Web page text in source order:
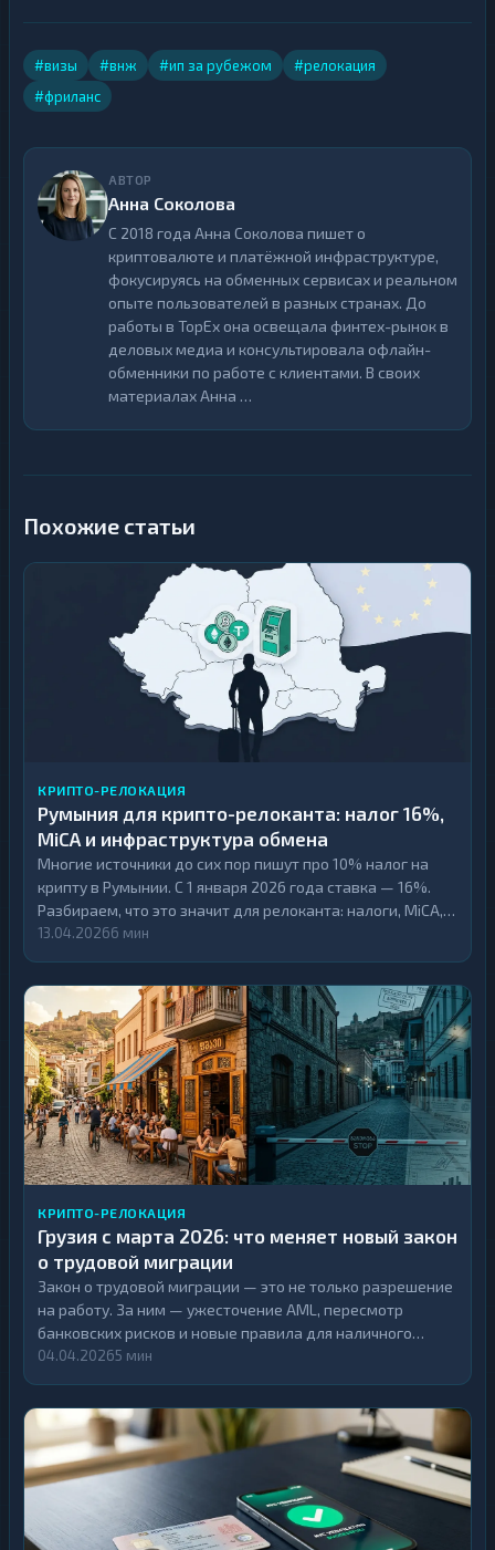
#визы #внж #ип за рубежом
#релокация
#фриланс
АВТОР
Анна Соколова
С 2018 года Анна Соколова пишет о
криптовалюте и платёжной инфраструктуре,
фокусируясь на обменных сервисах и реальном
опыте пользователей в разных странах. До
работы в TopEx она освещала финтех-рынок в
деловых медиа и консультировала офлайн-
обменники по работе с клиентами. В своих
материалах Анна …
Похожие статьи
КРИПТО-РЕЛОКАЦИЯ
Румыния для крипто-релоканта: налог 16%,
MiCA и инфраструктура обмена
Многие источники до сих пор пишут про 10% налог на
крипту в Румынии. С 1 января 2026 года ставка — 16%.
Разбираем, что это значит для релоканта: налоги, MiCA,
инфраструктура обмена, банковские барьеры и
13.04.20266 мин
КРИПТО-РЕЛОКАЦИЯ
Грузия с марта 2026: что меняет новый закон
о трудовой миграции
Закон о трудовой миграции — это не только разрешение
на работу. За ним — ужесточение AML, пересмотр
банковских рисков и новые правила для наличного
крипто-обмена. Разбираем, что изменилось и что делать.
04.04.20265 мин